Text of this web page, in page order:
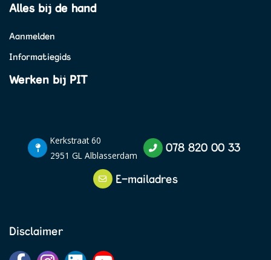
Alles bij de hand
Aanmelden
Informatiegids
Werken bij PIT
Kerkstraat 60
2951 GL Alblasserdam
078 820 00 33
E-mailadres
Disclaimer